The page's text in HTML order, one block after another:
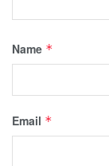
Name *
Email *